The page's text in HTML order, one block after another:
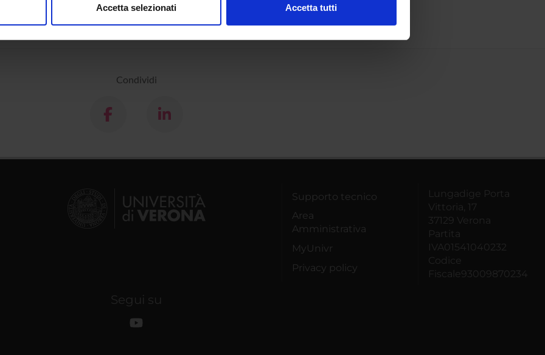
Accetta selezionati Accetta tutti
Condividi
Supporto tecnico
Area
Amministrativa
MyUnivr
Privacy policy
Lungadige Porta
Vittoria, 17
37129 Verona
Partita
IVA01541040232
Codice
Fiscale93009870234
Segui su